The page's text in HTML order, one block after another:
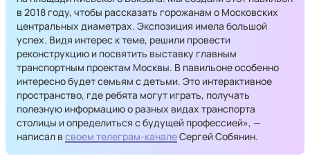
в 2018 году, чтобы рассказать горожанам о Московских
центральных диаметрах. Экспозиция имела большой
успех. Видя интерес к теме, решили провести
реконструкцию и посвятить выставку главным
транспортным проектам Москвы. В павильоне особенно
интересно будет семьям с детьми. Это интерактивное
пространство, где ребята могут играть, получать
полезную информацию о разных видах транспорта
столицы и определиться с будущей профессией», —
написал в своем телеграм-каналеСергей Собянин.